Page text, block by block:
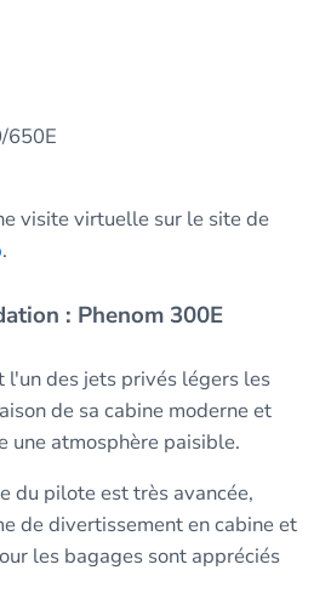
650E
visite virtuelle sur le site de
.
: Phenom 300E
l'un des jets privés légers les
de sa cabine moderne et
une atmosphère paisible.
du pilote est très avancée,
de divertissement en cabine et
les bagages sont appréciés